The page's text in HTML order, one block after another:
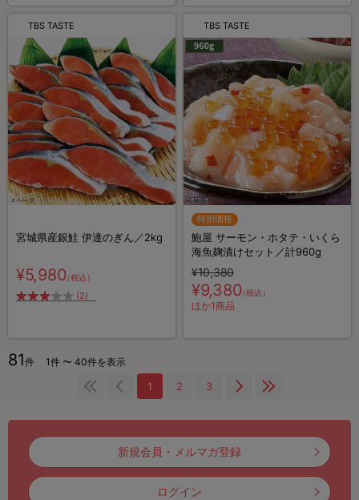
TBS TASTE
宮城県産銀鮭 伊達のぎん／2kg
¥5,980（税込）
(2)
TBS TASTE
特別価格
鮑屋 サーモン・ホタテ・いくら
海魚麹漬けセット／計960g
¥10,380
¥9,380（税込）
ほか1商品
81件 1件 〜 40件を表示
1 2 3
新規会員・メルマガ登録
ログイン